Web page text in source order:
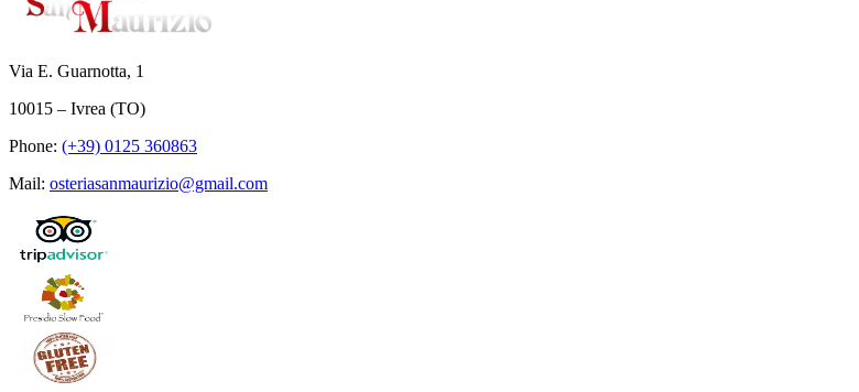
Via E. Guarnotta, 1
10015 – Ivrea (TO)
Phone: (+39) 0125 360863
Mail: osteriasanmaurizio@gmail.com